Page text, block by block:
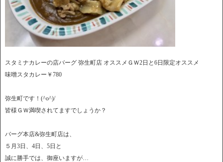
スタミナカレーの店バーグ 弥生町店 オススメＧＷ2日と6日限定オススメ
味噌スタカレー￥780
弥生町です！(^o^)/
皆様ＧＷ満喫されてますでしょうか？
バーグ本店&弥生町店は、
５月3日、4日、5日と
誠に勝手では、御座いますが…